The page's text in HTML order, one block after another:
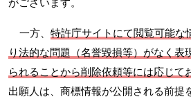
がございます。
一方、 特許庁サイトにて閲覧可能な
り法的な問題（名誉毀損等）がなく表
られることから削除依頼等には応じて
出願人は、商標情報が公開される前提